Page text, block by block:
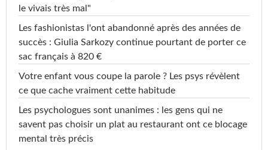
le vivais très mal"
Les fashionistas l'ont abandonné après des années de
succès : Giulia Sarkozy continue pourtant de porter ce
sac français à 820 €
Votre enfant vous coupe la parole ? Les psys révèlent
ce que cache vraiment cette habitude
Les psychologues sont unanimes : les gens qui ne
savent pas choisir un plat au restaurant ont ce blocage
mental très précis